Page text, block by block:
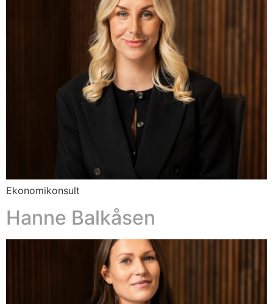
Ekonomikonsult
Hanne Balkåsen